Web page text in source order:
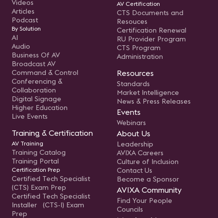
Videos
Articles
Podcast
By Solution
AI
Audio
Business Of AV
Broadcast AV
Command & Control
Conferencing &
Collaboration
Digital Signage
Higher Education
Live Events
Training & Certification
AV Training
Training Catalog
Training Portal
Certification Prep
Certified Tech Specialist
(CTS) Exam Prep
Certified Tech Specialist
Installer (CTS-I) Exam
Prep
AV Certification
CTS Documents and
Resouces
Certification Renewal
RU Provider Program
CTS Program
Administration
Resources
Standards
Market Intelligence
News & Press Releases
Events
Webinars
About Us
Leadership
AVIXA Careers
Culture of Inclusion
Contact Us
Become a Sponsor
AVIXA Community
Find Your People
Councils